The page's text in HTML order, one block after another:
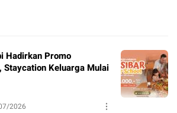
Hadirkan Promo
Staycation Keluarga Mulai
2026